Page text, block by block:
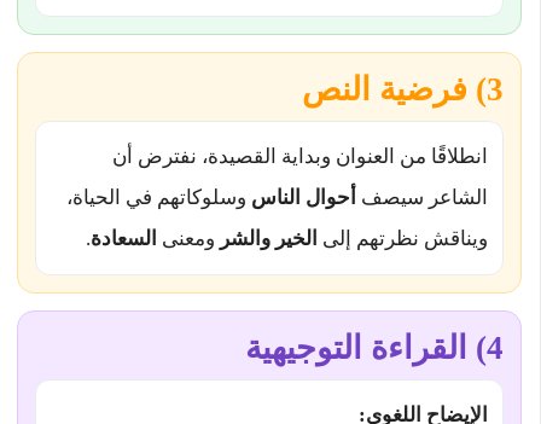
3) فرضية النص
انطلاقًا من العنوان وبداية القصيدة، نفترض أن
الشاعر سيصف أحوال الناس وسلوكاتهم في الحياة،
ويناقش نظرتهم إلى الخير والشر ومعنى السعادة.
4) القراءة التوجيهية
الإيضاح اللغوي: